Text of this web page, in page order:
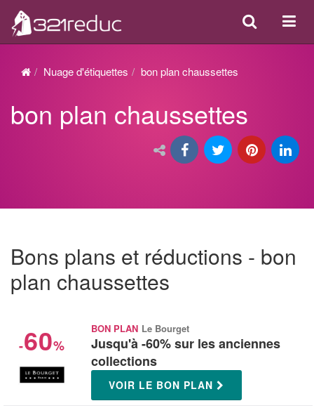
ou
Search
Nuage d'étiquettes bon plan chaussettes
bon plan chaussettes
Bons plans et réductions - bon
plan chaussettes
-60%
BON PLAN Le Bourget
Jusqu'à -60% sur les anciennes
collections
VOIR LE BON PLAN